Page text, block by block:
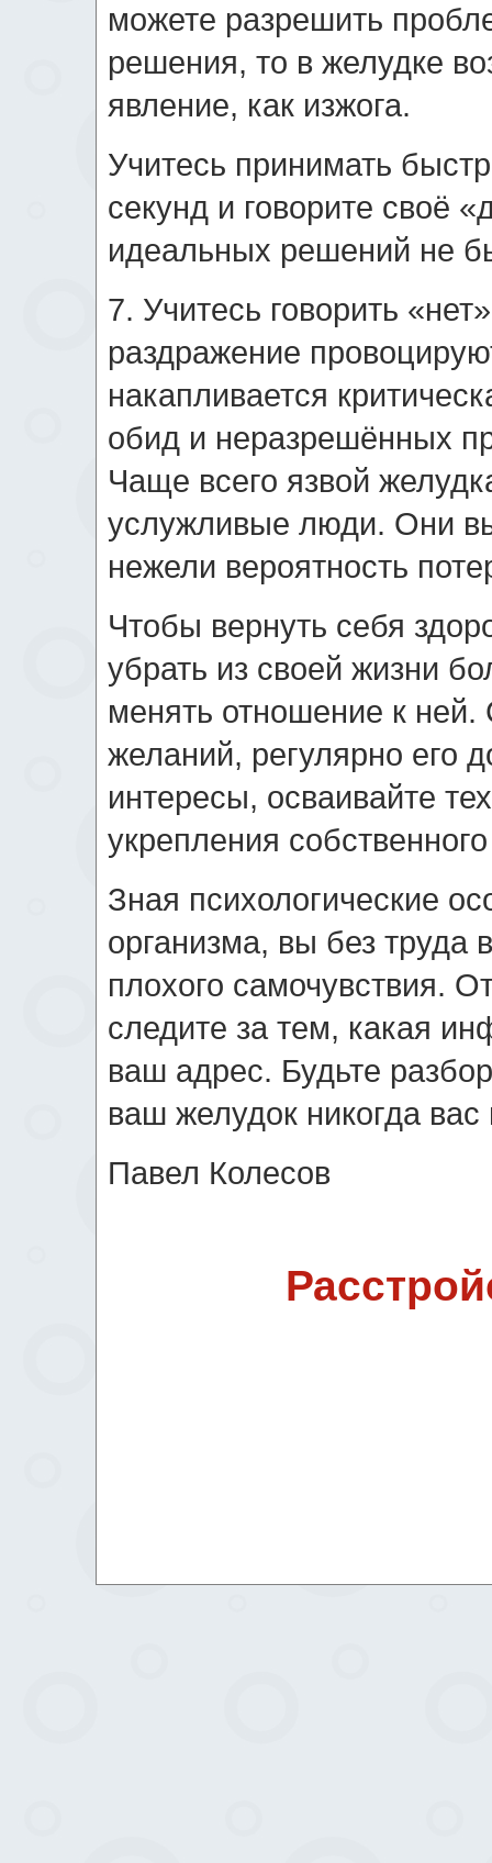
можете разрешить
решения, то в желудке
явление, как изжога.
Учитесь принимать
секунд и говорите своё
идеальных решений не
7. Учитесь говорить
раздражение
накапливается
обид и неразрешённых
Чаще всего язвой
услужливые люди. Они
нежели вероятность
Чтобы вернуть себя
убрать из своей жизни
менять отношение к ней.
желаний, регулярно его
интересы, осваивайте
укрепления
Зная психологические
организма, вы без труда
плохого самочувствия.
следите за тем, какая
ваш адрес. Будьте
ваш желудок никогда вас
Павел Колесов